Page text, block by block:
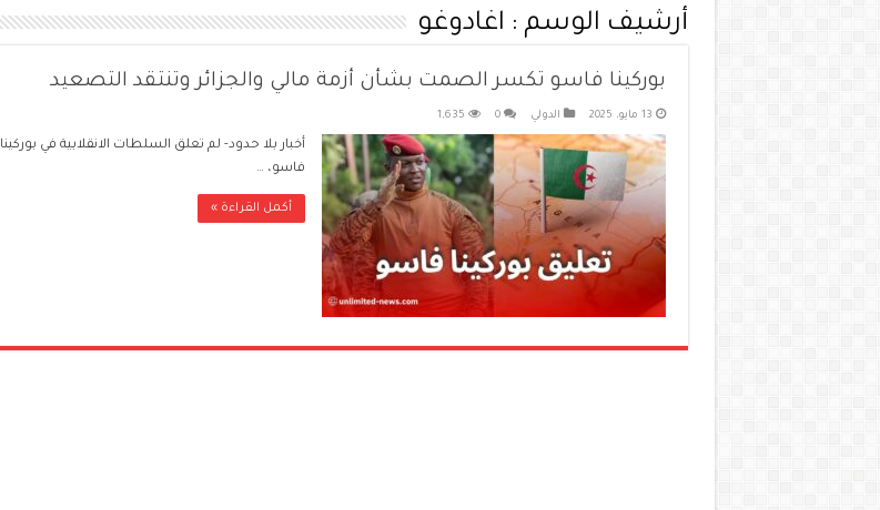
أرشيف الوسم : اغادوغو
بوركينا فاسو تكسر الصمت بشأن أزمة مالي والجزائر وتنتقد التصعيد
13 مايو، 2025 الدولي 0
1,635
أخبار بلا حدود- لم تعلق السلطات الانقلابية في بوركينا
فاسو، …
أكمل القراءة »